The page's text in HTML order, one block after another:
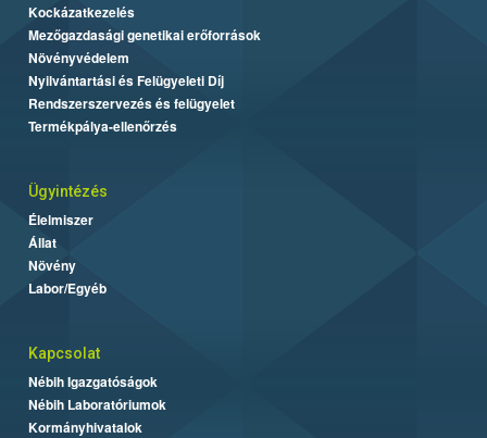
Kockázatkezelés
Mezőgazdasági genetikai erőforrások
Növényvédelem
Nyilvántartási és Felügyeleti Díj
Rendszerszervezés és felügyelet
Termékpálya-ellenőrzés
Ügyintézés
Élelmiszer
Állat
Növény
Labor/Egyéb
Kapcsolat
Nébih Igazgatóságok
Nébih Laboratóriumok
Kormányhivatalok